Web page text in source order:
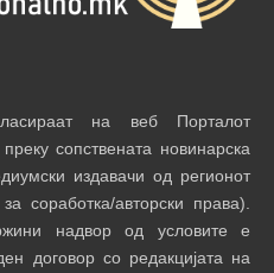
на веб Порталот
сопствената новинарска
издавачи од регионот
соработка/авторски права).
надвор од условите е
договор со редакцијата на